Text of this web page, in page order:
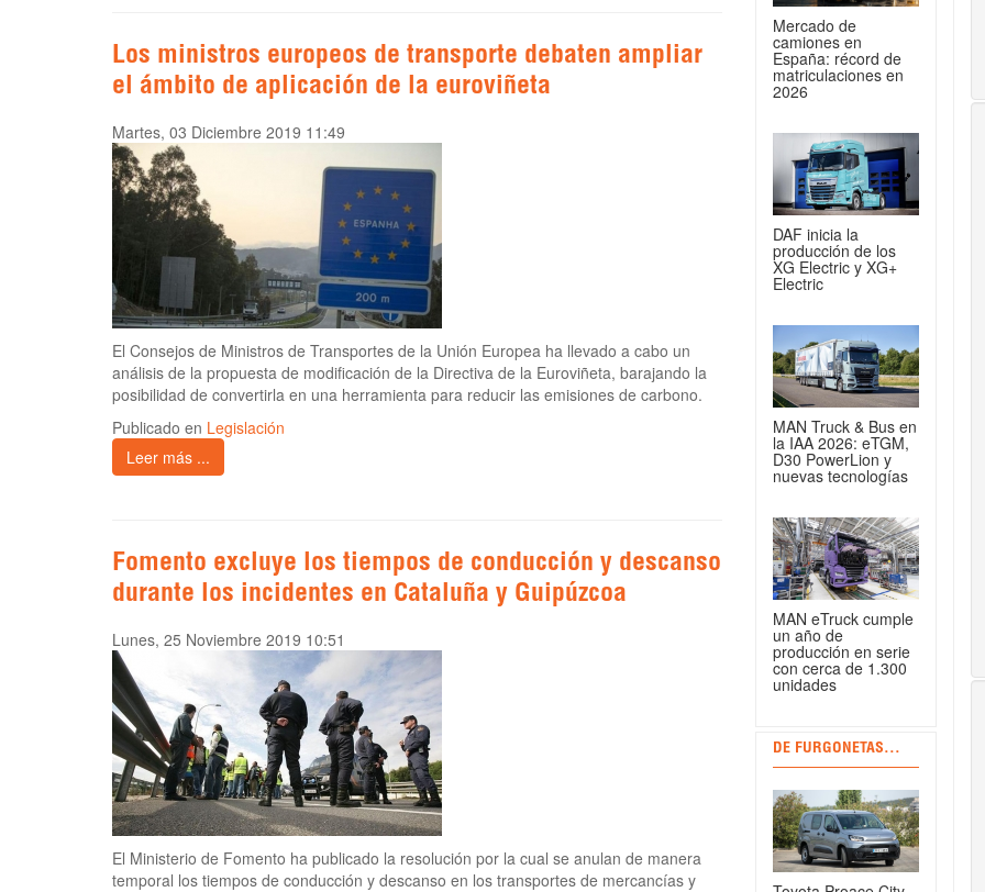
Los ministros europeos de transporte debaten ampliar
el ámbito de aplicación de la euroviñeta
Martes, 03 Diciembre 2019 11:49
El Consejos de Ministros de Transportes de la Unión Europea ha llevado a cabo un
análisis de la propuesta de modificación de la Directiva de la Euroviñeta, barajando la
posibilidad de convertirla en una herramienta para reducir las emisiones de carbono.
Publicado en Legislación
Leer más ...
Fomento excluye los tiempos de conducción y descanso
durante los incidentes en Cataluña y Guipúzcoa
Lunes, 25 Noviembre 2019 10:51
El Ministerio de Fomento ha publicado la resolución por la cual se anulan de manera
temporal los tiempos de conducción y descanso en los transportes de mercancías y
Mercado de
camiones en
España: récord de
matriculaciones en
2026
DAF inicia la
producción de los
XG Electric y XG+
Electric
MAN Truck & Bus en
la IAA 2026: eTGM,
D30 PowerLion y
nuevas tecnologías
MAN eTruck cumple
un año de
producción en serie
con cerca de 1.300
unidades
DE FURGONETAS...